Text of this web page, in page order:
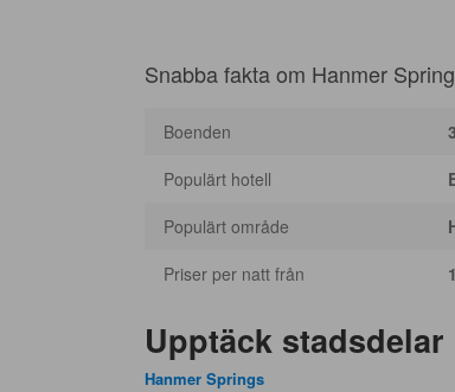
Snabba fakta om Hanmer
Boenden
Populärt hotell
Populärt område
Priser per natt från
Upptäck
Hanmer Springs